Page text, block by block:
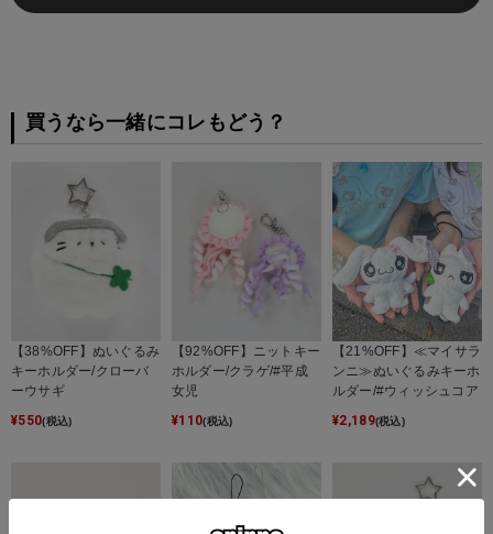
買うなら一緒にコレもどう？
【38%OFF】ぬいぐるみ
キーホルダー/クローバ
ーウサギ
¥550(税込)
【92%OFF】ニットキー
ホルダー/クラゲ/#平成
女児
¥110(税込)
【21%OFF】≪マイサラ
ンニ≫ぬいぐるみキーホ
ルダー/#ウィッシュコア
¥2,189(税込)